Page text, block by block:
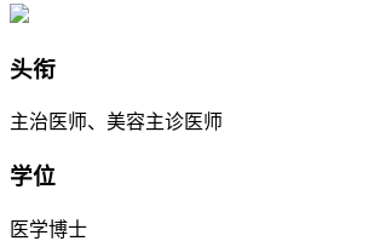
头衔
主治医师、美容主诊医师
学位
医学博士